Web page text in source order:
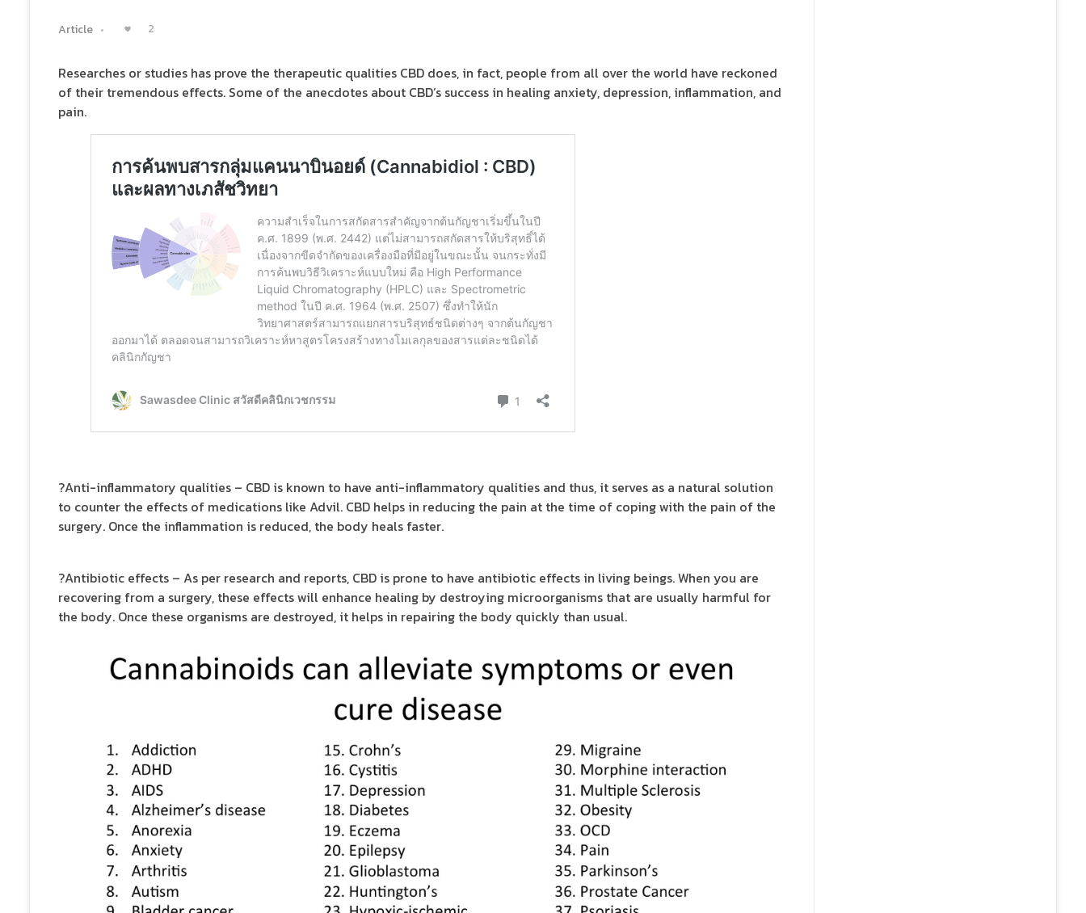
Article 2
Researches or studies has prove the therapeutic qualities CBD does, in fact, people from all over the world have reckoned
of their tremendous effects. Some of the anecdotes about CBD’s success in healing anxiety, depression, inflammation, and
pain.
?Anti-inflammatory qualities – CBD is known to have anti-inflammatory qualities and thus, it serves as a natural solution
to counter the effects of medications like Advil. CBD helps in reducing the pain at the time of coping with the pain of the
surgery. Once the inflammation is reduced, the body heals faster.
?Antibiotic effects – As per research and reports, CBD is prone to have antibiotic effects in living beings. When you are
recovering from a surgery, these effects will enhance healing by destroying microorganisms that are usually harmful for
the body. Once these organisms are destroyed, it helps in repairing the body quickly than usual.